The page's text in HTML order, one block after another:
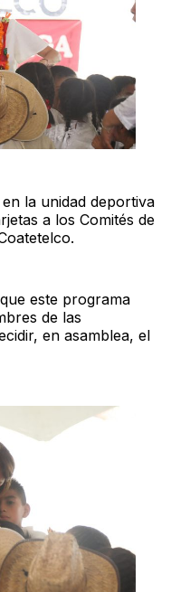
la unidad deportiva
a los Comités de
este programa
de las
en asamblea, el